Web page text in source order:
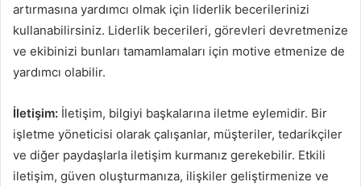
artırmasına yardımcı olmak için liderlik becerilerinizi
kullanabilirsiniz. Liderlik becerileri, görevleri devretmenize
ve ekibinizi bunları tamamlamaları için motive etmenize de
yardımcı olabilir.
İletişim: İletişim, bilgiyi başkalarına iletme eylemidir. Bir
işletme yöneticisi olarak çalışanlar, müşteriler, tedarikçiler
ve diğer paydaşlarla iletişim kurmanız gerekebilir. Etkili
iletişim, güven oluşturmanıza, ilişkiler geliştirmenize ve